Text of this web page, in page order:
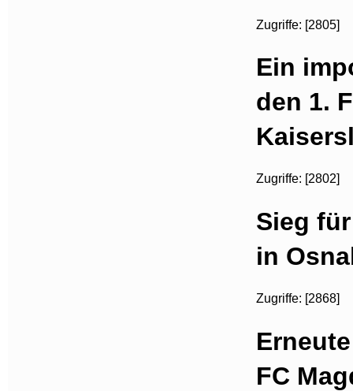
Zugriffe: [2805]
Ein
den 1.
Zugriffe: [2802]
Sieg
in
Zugriffe: [2868]
FC